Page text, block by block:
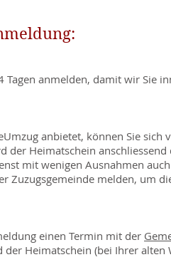
Tagen anmelden, damit wir Sie
anbietet, können Sie sich
der Heimatschein
mit wenigen Ausnahmen
Zuzugsgemeinde melden, um
einen Termin mit der
der Heimatschein (bei Ihrer